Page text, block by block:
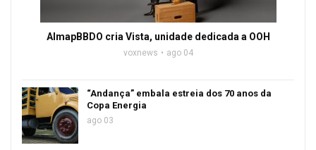
AlmapBBDO cria Vista, unidade dedicada a OOH
voxnews ago 04
“Andança” embala estreia dos 70 anos da
Copa Energia
ago 03